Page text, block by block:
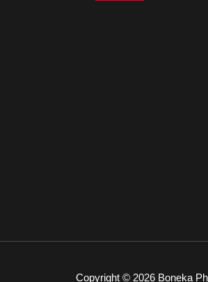
Copyright © 2026 Boneka